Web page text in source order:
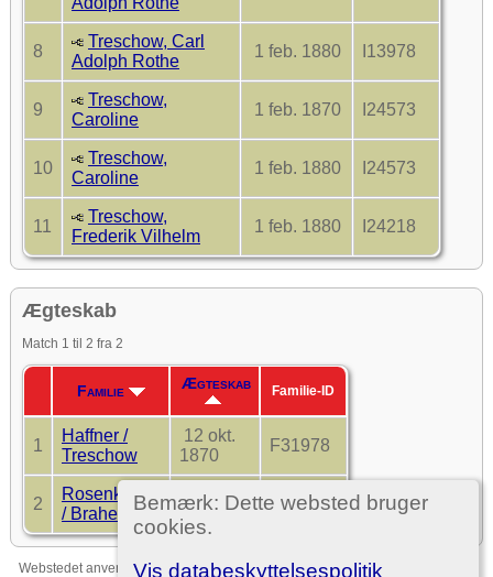
Bemærk: Dette websted bruger
cookies.
Vis databeskyttelsespolitik
8
Treschow, Carl
Adolph Rothe
1 feb. 1880 I13978
9
Treschow,
Caroline
1 feb. 1870 I24573
10
Treschow,
Caroline
1 feb. 1880 I24573
11
Treschow,
Frederik Vilhelm
1 feb. 1880 I24218
Ægteskab
Match 1 til 2 fra 2
Familie Ægteskab Familie-ID
1
Haffner /
Treschow
12 okt.
1870
F31978
2
Rosenkrantz
/ Brahe
17 dec.
1678
F33121
Webstedet anvenderThe Next Generation of Genealogy Sitebuilding